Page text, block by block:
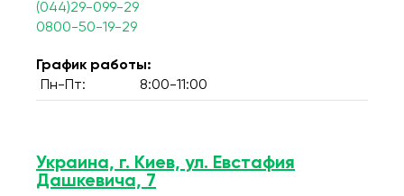
(044)29-099-29
0800-50-19-29
График работы:
Пн-Пт:
8:00-11:00
Украина, г. Киев, ул. Евстафия
Дашкевича, 7